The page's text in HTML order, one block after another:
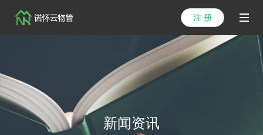
注 册
解决方案
医院方案 新闻资讯